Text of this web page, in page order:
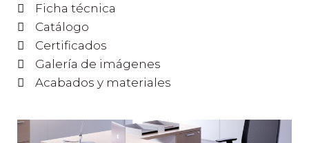
Ficha técnica
Catálogo
Certificados
Galería de imágenes
Acabados y materiales